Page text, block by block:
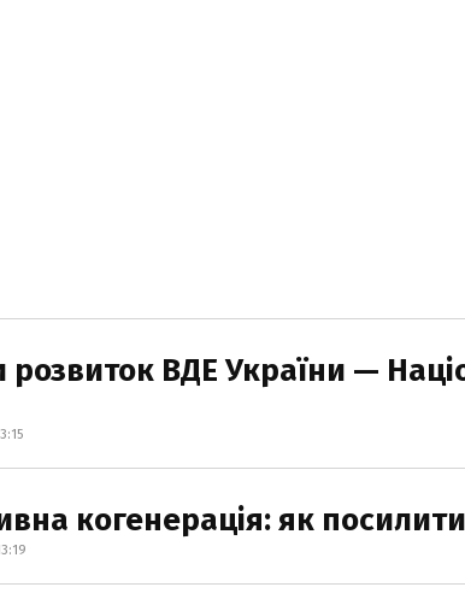
ВДЕ України —
когенерація: як